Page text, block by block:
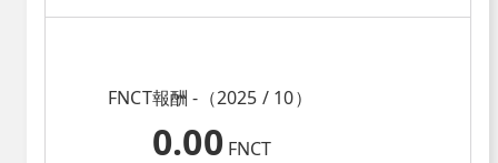
FNCT報酬 -（2025 / 10）
0.00 FNCT